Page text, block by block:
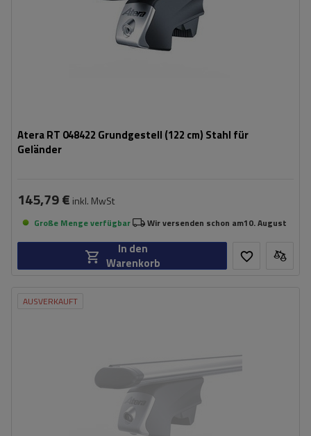
Atera RT 048422 Grundgestell (122 cm) Stahl für
Geländer
145,79 € inkl. MwSt
Große Menge verfügbar Wir versenden schon am10. August
In den
Warenkorb
AUSVERKAUFT